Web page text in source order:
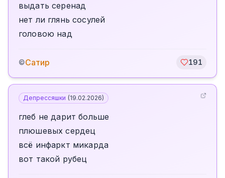
выдать серенад
нет ли глянь сосулей
головою над
©Сатир 191
Депрессяшки (19.02.2026)
глеб не дарит больше
плюшевых сердец
всё инфаркт микарда
вот такой рубец